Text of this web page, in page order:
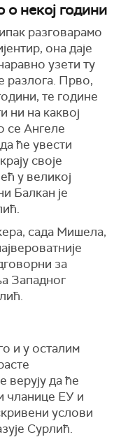
о некој години
разговарамо
она даје
узети ту
разлога. Прво,
те године
ни на каквој
се Ангеле
да ће увести
своје
у великој
Балкан је
.
сада Мишела,
за
Западног
и у осталим
верују да ће
чланице ЕУ и
услови
Сурлић.